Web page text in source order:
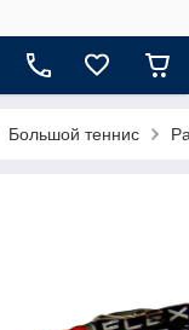
Большой теннис